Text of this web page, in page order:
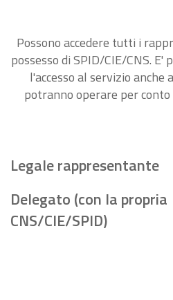
Possono accedere tutti i
possesso di SPID/CIE/CNS.
l'accesso al servizio anche
potranno operare per
Legale rappresentante
Delegato (con la propria
CNS/CIE/SPID)